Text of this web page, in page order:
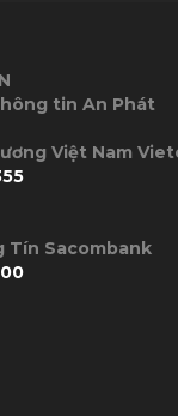
tin An Phát
Thương
Tín Sacombank